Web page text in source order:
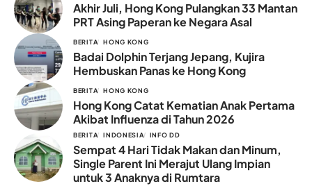
Akhir Juli, Hong Kong Pulangkan 33 Mantan
PRT Asing Paperan ke Negara Asal
BERITA HONG KONG
Badai Dolphin Terjang Jepang, Kujira
Hembuskan Panas ke Hong Kong
BERITA HONG KONG
Hong Kong Catat Kematian Anak Pertama
Akibat Influenza di Tahun 2026
BERITA INDONESIA INFO DD
Sempat 4 Hari Tidak Makan dan Minum,
Single Parent Ini Merajut Ulang Impian
untuk 3 Anaknya di Rumtara